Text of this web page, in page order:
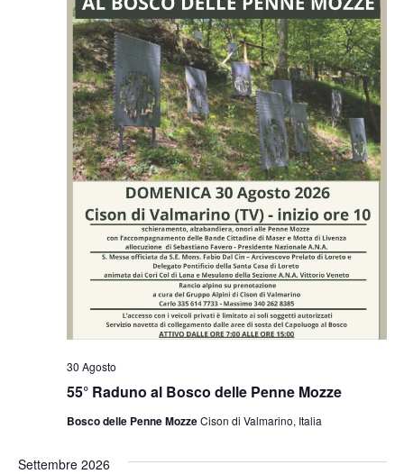
55° Raduno al Bosco delle Penne Mozze
30 Agosto
Bosco delle Penne MozzeCison di Valmarino, Italia
Settembre 2026